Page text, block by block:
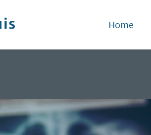
Home